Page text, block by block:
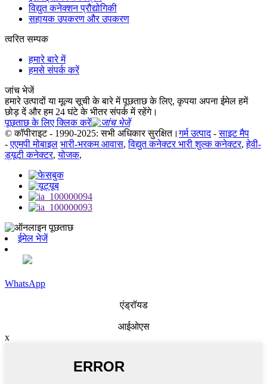
विद्युत कनेक्शन प्रौद्योगिकी
सहायक उपकरण और उपकरण
त्वरित सम्पक
हमारे बारे में
हमसे संपर्क करें
जांच भेजें
हमारे उत्पादों या मूल्य सूची के बारे में पूछताछ के लिए, कृपया अपना ईमेल हमें
छोड़ दें और हम 24 घंटे के भीतर संपर्क में रहेंगे।
पूछताछ के लिए क्लिक करें
© कॉपीराइट - 1990-2025: सभी अधिकार सुरक्षित।गर्म उत्पाद-साइट मैप
-एएमपी मोबाइल भारी-भरकम आवास,विद्युत कनेक्टर भारी शुल्क कनेक्टर,हेवी-
ड्यूटी कनेक्टर,योजक,
ईमेल भेजें
WhatsApp
एंड्रॉयड
आईओएस
x